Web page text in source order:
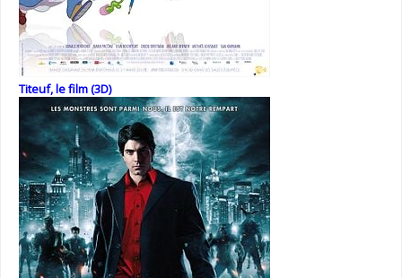
Titeuf, le film (3D)